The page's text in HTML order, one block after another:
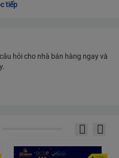
đạm thực vật quý hiếm,
được biết như một chất có
bồi bổ hết sức quý giá, vô
dục, thận hư, liệt dương, di
hư và có tác dụng tốt đối với
thảo có tác dụng tăng cường
cải thiện chức năng thận,
tiếp
hỏi cho nhà bán hàng ngay và